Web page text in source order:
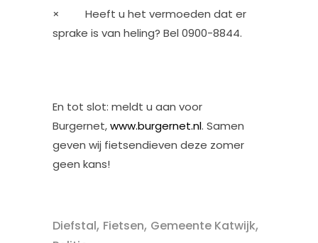
× Heeft u het vermoeden dat er
sprake is van heling? Bel 0900-8844.
En tot slot: meldt u aan voor
Burgernet,www.burgernet.nl. Samen
geven wij fietsendieven deze zomer
geen kans!
Diefstal, Fietsen, Gemeente Katwijk,